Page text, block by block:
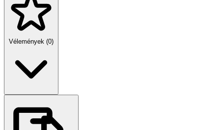
Vélemények (0)